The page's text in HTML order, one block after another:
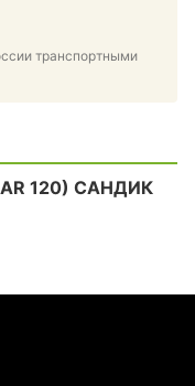
транспортными
120) САНДИК